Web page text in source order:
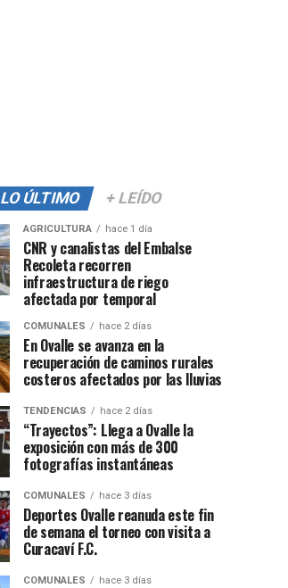
LO ÚLTIMO + LEÍDO
AGRICULTURA hace 1 día
CNR y canalistas del Embalse
Recoleta recorren
infraestructura de riego
afectada por temporal
COMUNALES hace 2 días
En Ovalle se avanza en la
recuperación de caminos rurales
costeros afectados por las lluvias
TENDENCIAS hace 2 días
“Trayectos”: Llega a Ovalle la
exposición con más de 300
fotografías instantáneas
COMUNALES hace 3 días
Deportes Ovalle reanuda este fin
de semana el torneo con visita a
Curacaví F.C.
COMUNALES hace 3 días